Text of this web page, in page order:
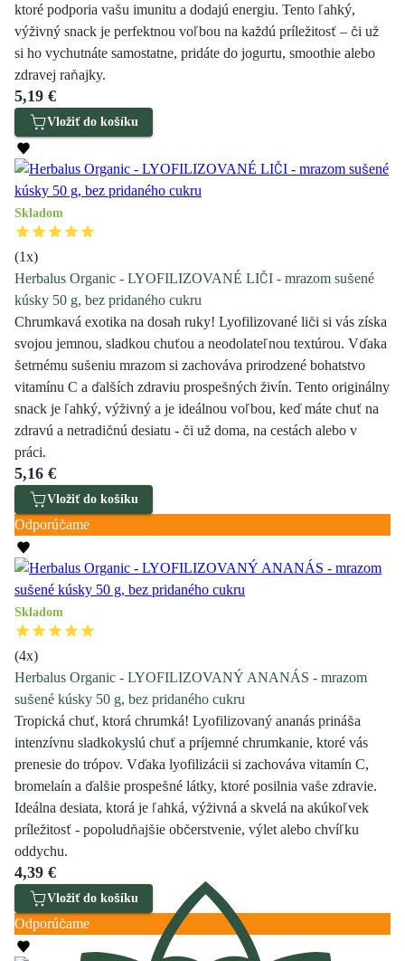
ktoré podporia vašu imunitu a dodajú energiu. Tento ľahký,
výživný snack je perfektnou voľbou na každú príležitosť – či už
si ho vychutnáte samostatne, pridáte do jogurtu, smoothie alebo
zdravej raňajky.
5,19 €
Vložiť do košíku
Skladom
(1x)
Herbalus Organic - LYOFILIZOVANÉ LIČI - mrazom sušené
kúsky 50 g, bez pridaného cukru
Chrumkavá exotika na dosah ruky! Lyofilizované liči si vás získa
svojou jemnou, sladkou chuťou a neodolateľnou textúrou. Vďaka
šetrnému sušeniu mrazom si zachováva prirodzené bohatstvo
vitamínu C a ďalších zdraviu prospešných živín. Tento originálny
snack je ľahký, výživný a je ideálnou voľbou, keď máte chuť na
zdravú a netradičnú desiatu - či už doma, na cestách alebo v
práci.
5,16 €
Vložiť do košíku
Odporúčame
Skladom
(4x)
Herbalus Organic - LYOFILIZOVANÝ ANANÁS - mrazom
sušené kúsky 50 g, bez pridaného cukru
Tropická chuť, ktorá chrumká! Lyofilizovaný ananás prináša
intenzívnu sladkokyslú chuť a príjemné chrumkanie, ktoré vás
prenesie do trópov. Vďaka lyofilizácii si zachováva vitamín C,
bromelaín a ďalšie prospešné látky, ktoré posilnia vaše zdravie.
Ideálna desiata, ktorá je ľahká, výživná a skvelá na akúkoľvek
príležitosť - popoludňajšie občerstvenie, výlet alebo chvíľku
oddychu.
4,39 €
Vložiť do košíku
Odporúčame